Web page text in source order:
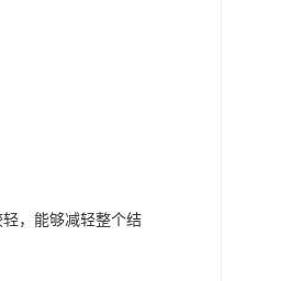
，能够减轻整个结